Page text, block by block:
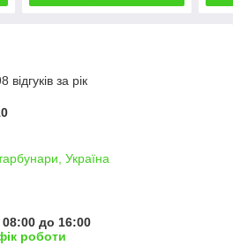
за рік
Україна
до 16:00
роботи